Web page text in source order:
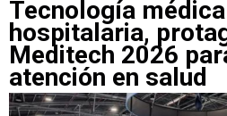
Tecnología
hospitalaria,
Meditech 2026
atención en salud